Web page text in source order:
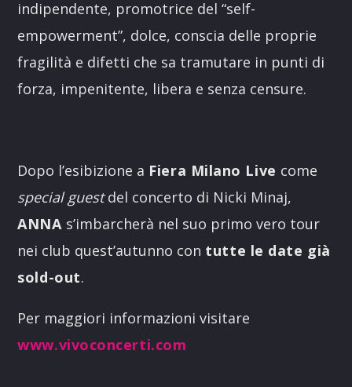
indipendente, promotrice del “self-
empowerment”, dolce, conscia delle proprie
fragilità e difetti che sa tramutare in punti di
forza, impenitente, libera e senza censure.
Dopo l’esibizione a Fiera Milano Live come
special guestdel concerto di Nicki Minaj,
ANNA s’imbarcherà nel suo primo vero tour
nei club quest’autunno con tutte le date già
sold-out.
Per maggiori informazioni visitare
www.vivoconcerti.com